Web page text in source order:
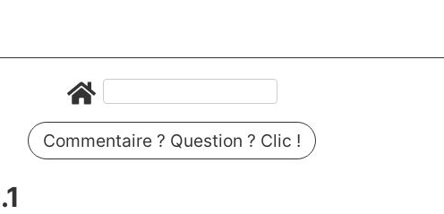
Commentaire ? Question ? Clic !